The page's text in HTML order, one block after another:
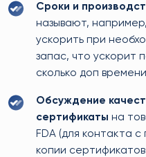
Сроки и
называют,
ускорить при
запас, что ускорит
сколько доп
Обсуждение
сертификаты на
FDA (для контакта
копии